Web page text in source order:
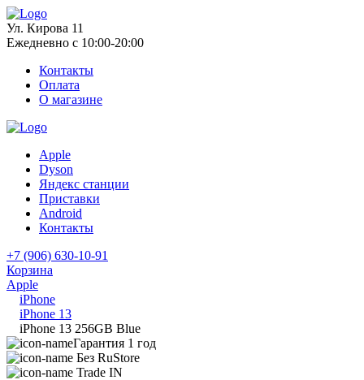
Ул. Кирова 11
Ежедневно с 10:00-20:00
Контакты
Оплата
О магазине
Apple
Dyson
Яндекс станции
Приставки
Android
Контакты
+7 (906) 630-10-91
Корзина
Apple
iPhone
iPhone 13
iPhone 13 256GB Blue
Гарантия 1 год
Без RuStore
Trade IN